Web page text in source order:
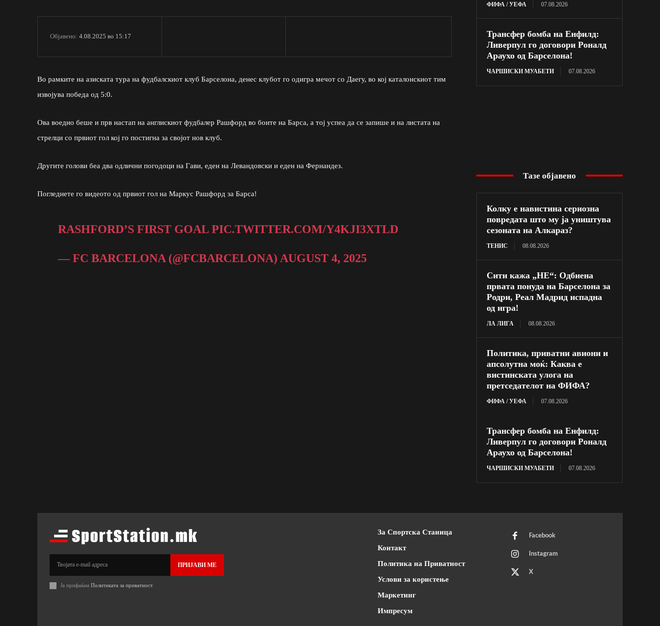
Објавено: 4.08.2025 во 15:17
Во рамките на азиската тура на фудбалскиот клуб Барселона, денес клубот го одигра мечот со Даегу, во кој каталонскиот тим
извојува победа од 5:0.
Ова воедно беше и прв настап на англискиот фудбалер Рашфорд во боите на Барса, а тој успеа да се запише и на листата на
стрелци со првиот гол кој го постигна за својот нов клуб.
Другите голови беа два одлични погодоци на Гави, еден на Левандовски и еден на Фернандез.
Погледнете го видеото од првиот гол на Маркус Рашфорд за Барса!
RASHFORD’S FIRST GOALPIC.TWITTER.COM/Y4KJI3XTLD
— FC BARCELONA (@FCBARCELONA) AUGUST 4, 2025
ФИФА / УЕФА 07.08.2026
Трансфер бомба на Енфилд:
Ливерпул го договори Роналд
Араухо од Барселона!
ЧАРШИСКИ МУАБЕТИ 07.08.2026
Тазе објавено
Колку е навистина сериозна
повредата што му ја уништува
сезоната на Алкараз?
ТЕНИС 08.08.2026
Сити кажа „НЕ“: Одбиена
првата понуда на Барселона за
Родри, Реал Мадрид испадна
од игра!
ЛА ЛИГА 08.08.2026
Политика, приватни авиони и
апсолутна моќ: Каква е
вистинската улога на
претседателот на ФИФА?
ФИФА / УЕФА 07.08.2026
Трансфер бомба на Енфилд:
Ливерпул го договори Роналд
Араухо од Барселона!
ЧАРШИСКИ МУАБЕТИ 07.08.2026
ПРИЈАВИ МЕ
Ја прифаќам Политиката за приватност.
За Спортска Станица
Контакт
Политика на Приватност
Услови за користење
Маркетинг
Импресум
Facebook
Instagram
X